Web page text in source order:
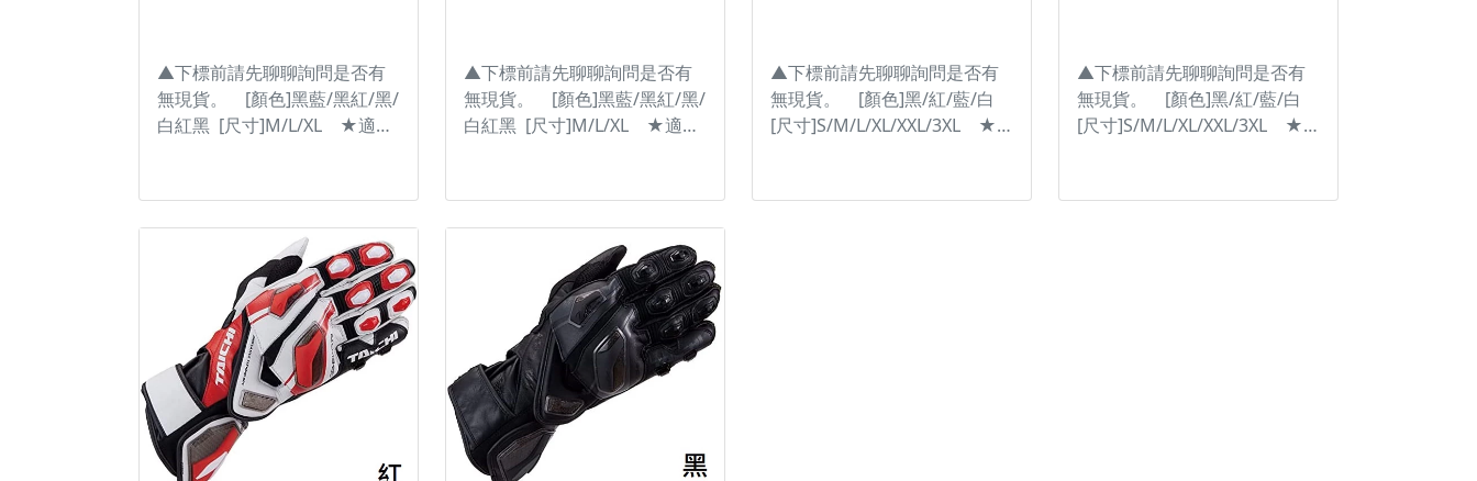
防水透濕 ※圖片僅供參考且螢
幕顯示色差會略有不同，請依
實物為主。
防水透濕 ※圖片僅供參考且螢
幕顯示色差會略有不同，請依
實物為主。
▲下標前請先聊聊詢問是否有
無現貨。 [顏色]黑藍/黑紅/黑/
白紅黑 [尺寸]M/L/XL ★適合
耐磨與柔軟的手感特性。 ★掌
心使用超細纖維止滑。 ★需要
時常活動的部分採用彈性伸縮
材質，舒適不卡手。 ★長版設
計能完整包覆手臂。 ★手背使
用碳纖維硬質護具，抗衝擊。
★指關節護具使用硬式TPU護
塊。 ★手掌與手臂使用減震泡
綿軟墊的防護。 ★掌心使用英
國KNOX SPS護具，強化滑行效
果並減少摩擦力造成的骨折情
▲下標前請先聊聊詢問是否有
無現貨。 [顏色]黑藍/黑紅/黑/
白紅黑 [尺寸]M/L/XL ★適合
耐磨與柔軟的手感特性。 ★掌
心使用超細纖維止滑。 ★需要
時常活動的部分採用彈性伸縮
材質，舒適不卡手。 ★長版設
計能完整包覆手臂。 ★手背使
用碳纖維硬質護具，抗衝擊。
★指關節護具使用硬式TPU護
塊。 ★手掌與手臂使用減震泡
綿軟墊的防護。 ★掌心使用英
國KNOX SPS護具，強化滑行效
果並減少摩擦力造成的骨折情
▲下標前請先聊聊詢問是否有
無現貨。 [顏色]黑/紅/藍/白
[尺寸]S/M/L/XL/XXL/3XL ★
不只角度舒適，同時還確保了
▲下標前請先聊聊詢問是否有
無現貨。 [顏色]黑/紅/藍/白
[尺寸]S/M/L/XL/XXL/3XL ★
不只角度舒適，同時還確保了